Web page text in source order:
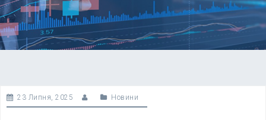
23 Липня, 2025 Новини